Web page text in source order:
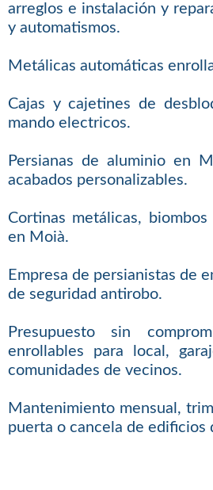
arreglos e instalación y
y automatismos.
Metálicas automáticas
Cajas y cajetines de
mando electricos.
Persianas de aluminio en
acabados personalizables.
Cortinas metálicas,
en Moià.
Empresa de persianistas de
de seguridad antirobo.
Presupuesto sin
enrollables para local,
comunidades de vecinos.
Mantenimiento mensual,
puerta o cancela de edificios